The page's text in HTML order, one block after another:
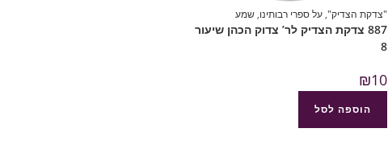
"צדקת הצדיק", על ספרי רבותינו, שמע
887 צדקת הצדיק לר’ צדוק הכהן שיעור
8
₪10
הוספה לסל